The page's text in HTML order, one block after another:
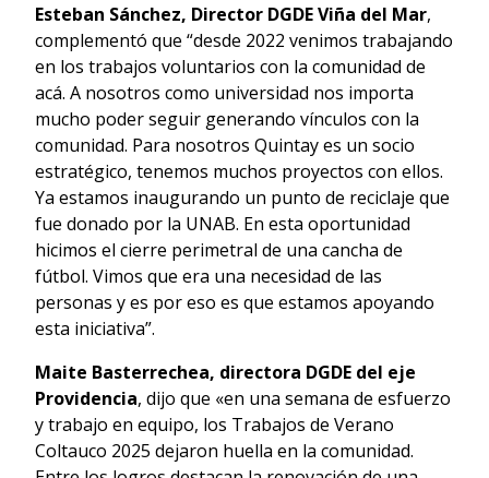
Esteban Sánchez, Director DGDE Viña del Mar,
complementó que “desde 2022 venimos trabajando
en los trabajos voluntarios con la comunidad de
acá. A nosotros como universidad nos importa
mucho poder seguir generando vínculos con la
comunidad. Para nosotros Quintay es un socio
estratégico, tenemos muchos proyectos con ellos.
Ya estamos inaugurando un punto de reciclaje que
fue donado por la UNAB. En esta oportunidad
hicimos el cierre perimetral de una cancha de
fútbol. Vimos que era una necesidad de las
personas y es por eso es que estamos apoyando
esta iniciativa”.
Maite Basterrechea, directora DGDE del eje
Providencia, dijo que «en una semana de esfuerzo
y trabajo en equipo, los Trabajos de Verano
Coltauco 2025 dejaron huella en la comunidad.